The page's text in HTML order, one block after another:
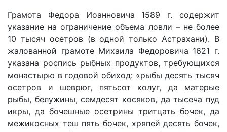
Грамота Федора Иоанновича 1589 г. содержит
указание на ограничение объема ловли – не более
10 тысяч осетров (в одной только Астрахани). В
жалованной грамоте Михаила Федоровича 1621 г.
указана роспись рыбных продуктов, требующихся
монастырю в годовой обиход: «рыбы десять тысяч
осетров и шеврюг, пятьсот колуг, да матерые
рыбы, белужины, семдесят косяков, да тысеча пуд
икры, да бочешные осетрины тритцать бочек, да
межикосных теш пять бочек, хряпей десять бочек,